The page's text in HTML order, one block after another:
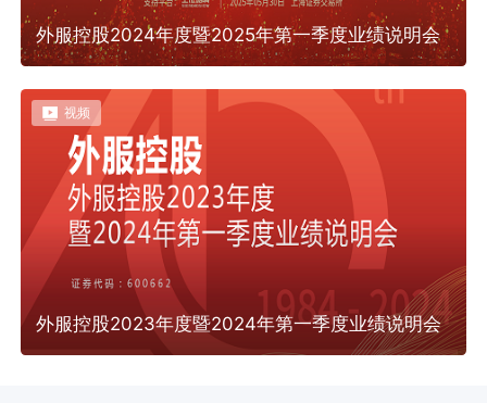
外服控股2024年度暨2025年第一季度业绩说明会
视频
外服控股2023年度暨2024年第一季度业绩说明会